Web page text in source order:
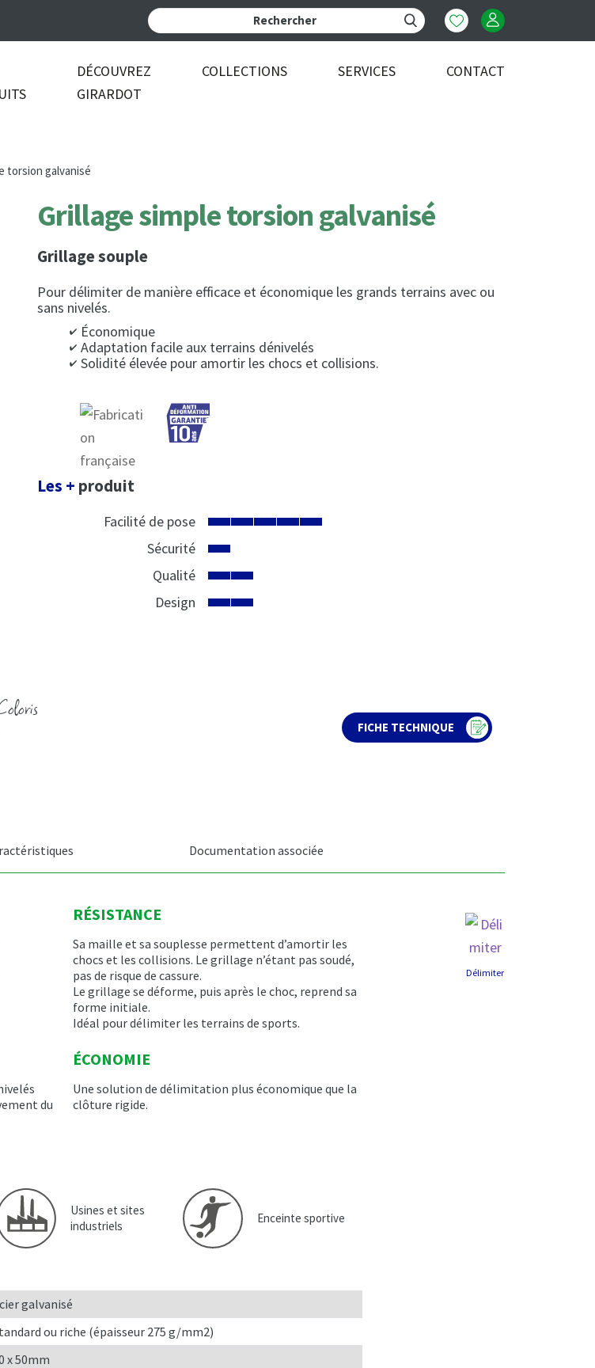
DÉCOUVREZ
GIRARDOT
COLLECTIONS SERVICES CONTACT
torsion galvanisé
Grillage simple torsion galvanisé
Grillage souple
Pour délimiter de manière efficace et économique les grands terrains avec ou
sans nivelés.
Économique
Adaptation facile aux terrains dénivelés
Solidité élevée pour amortir les chocs et collisions.
Les + produit
Facilité de pose
Sécurité
Qualité
Design
FICHE TECHNIQUE
Documentation associée
Délimiter
RÉSISTANCE
Sa maille et sa souplesse permettent d’amortir les
chocs et les collisions. Le grillage n’étant pas soudé,
pas de risque de cassure.
Le grillage se déforme, puis après le choc, reprend sa
forme initiale.
Idéal pour délimiter les terrains de sports.
du
ÉCONOMIE
Une solution de délimitation plus économique que la
clôture rigide.
Usines et sites
industriels
Enceinte sportive
galvanisé
ou riche (épaisseur 275 g/mm2)
x 50mm